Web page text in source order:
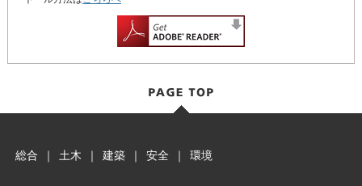
総合 ｜ 土木 ｜ 建築 ｜ 安全 ｜ 環境